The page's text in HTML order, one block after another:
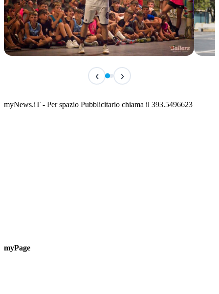
Classic Contest 3vs3 Memorial Michele
📅 6 Agosto 2026 · 09:00 · 📍 Lungomare C. Colombo
‹ ›
myNews.iT - Per spazio Pubblicitario chiama il 393.5496623
myPage